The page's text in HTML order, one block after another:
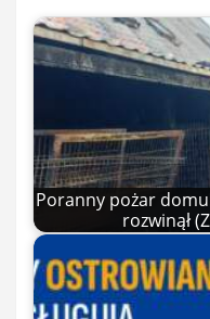
Poranny pożar
rozwinął